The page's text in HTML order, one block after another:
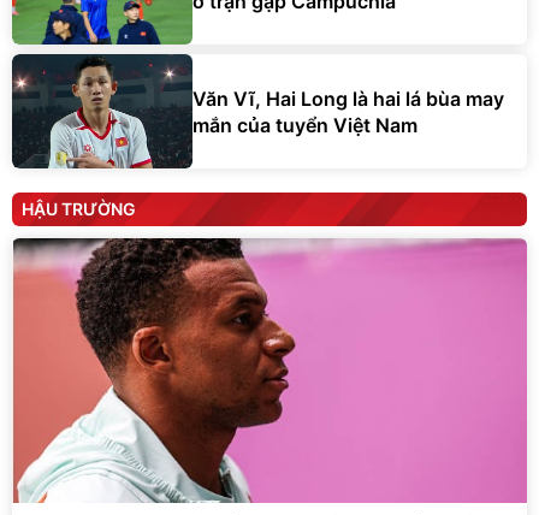
Văn Vĩ, Hai Long là hai lá bùa may
mắn của tuyển Việt Nam
HẬU TRƯỜNG